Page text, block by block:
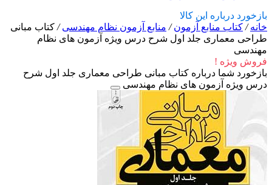
بازخورد درباره این کالا
خانه/ کتاب منابع آزمون/ منابع آزمون نظام مهندسی/ کتاب مبانی
طراحی معماری جلد اول شرح درس ویژه آزمون های نظام
مهندسی
فروش ویژه !
بازخورد شما درباره کتاب مبانی طراحی معماری جلد اول شرح
درس ویژه آزمون های نظام مهندسی